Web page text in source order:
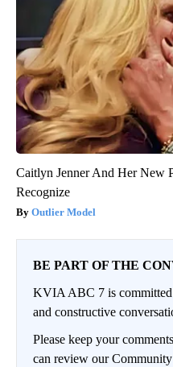
Caitlyn Jenner And Her New
Recognize
Outlier Model
BE PART OF THE
KVIA ABC 7 is
and constructive
Please keep your
can review our